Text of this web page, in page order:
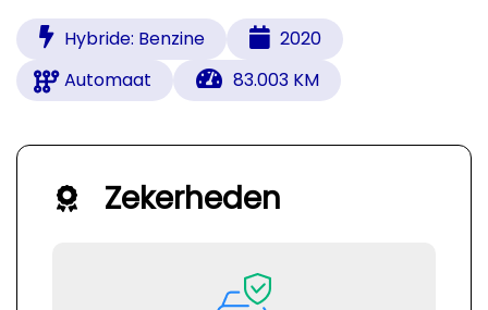
Hybride: Benzine
2020
Automaat
83.003 KM
Zekerheden